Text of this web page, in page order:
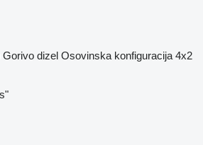
Gorivo dizel Osovinska konfiguracija 4x2